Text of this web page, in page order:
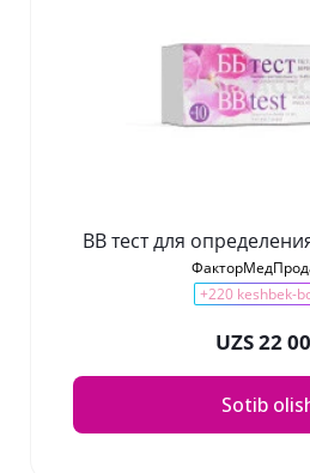
ВВ тест для
+220 keshbek-
UZS 22
Sotib